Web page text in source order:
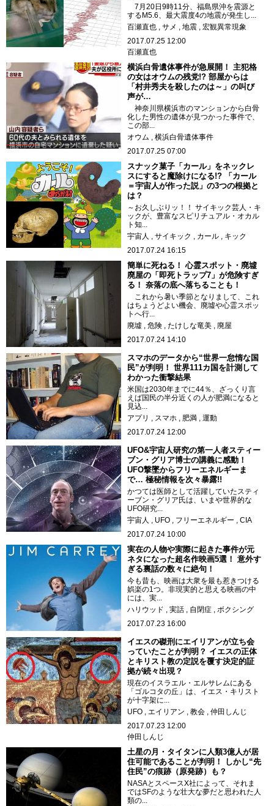
7月20日9時11分、福島県沖を震源と
するM5.6、最大震度4の地震が発生し...
百瀬直也
サメ 地震
宏観異常現象
2017.07.25 12:00
百瀬直也
横浜白骨遺体事件が急展開！ 主犯格
の女はオウムの残党!? 部屋からは
「村井秀夫を殺したのは～」の叫び
声が…
神奈川県横浜市のマンションから白骨
化した男性の遺体が見つかった事件で、
この部...
オウム
横浜白骨遺体事件
2017.07.25 07:00
スナック菓子「カール」をネックレ
スにすると魔除けになる!? 「カール
＝宇宙人が作った説」の3つの根拠と
は？
～お久しぶりッ！！ サイキック芸人・キ
ックが、豊富なスピリチュアル・オカル
ト知...
宇宙人
サイキック カール
キック
2017.07.24 16:15
簡単に死ねる！ 心霊スポット・廃墟
廃屋の「即死トラップ7」が危険すぎ
る！ 奈落の底へ落ちることも！
これから暑い季節となりまして、これ
はちょうどよい機会、廃墟や心霊スポッ
トへ行...
廃墟
危険 たけしな竜美
廃屋
2017.07.24 14:10
スマホのデータから“世界一怠惰な国
民”が判明！ 世界111カ国を計測して
わかった衝撃結果
米国は2030年までに44％、ざっくり言
えば国民の半分近くの人が肥満になると
見込...
アプリ
スマホ 肥満
運動
2017.07.24 12:00
UFO&宇宙人研究の第一人者スティー
ブン・グリア博士の講義に感動！
UFO撃墜からフリーエネルギーま
で… 極秘情報を次々暴露!!
かつては医師として活躍していたスティ
ーブン・グリア氏は、いまや世界的な
UFO研究...
宇宙人
UFO フリーエネルギー
CIA
2017.07.24 10:00
実在の人物や実際に起きた事件が元
ネタになった超名作映画5選！ 意外す
ぎる裏話の数々に絶句！
今も昔も、映画は大衆を最も惹きつける
娯楽の1つ。非現実的と思える映画の中
には、実...
ハリウッド
実話 自閉症
ボクシング
2017.07.23 16:00
イエスの磔刑にエイリアンが立ち会
っていたことが判明？ イエスの正体
とキリスト教の定説を覆す決定的証
拠が続々出現？
現在のイスラエル・エルサレムにある
「ゴルコタの丘」は、イエス・キリスト
が十字架に...
UFO
エイリアン 教会
仲田しんじ
2017.07.23 12:00
仲田しんじ
土星の月・タイタンに人類3億人が居
住可能であることが判明！ しかし“先
住民”の痕跡（原発跡）も？
NASAとスペースX社によって、それま
ではSFのような壮大な夢だと思われた人
類の...